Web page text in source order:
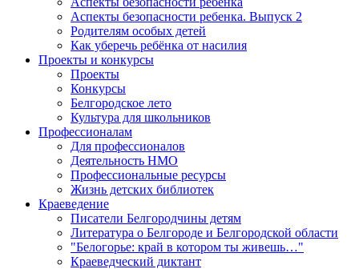
Аспекты безопасности ребенка. Выпуск 2
Родителям особых детей
Как уберечь ребёнка от насилия
Проекты и конкурсы
Проекты
Конкурсы
Белгородское лето
Культура для школьников
Профессионалам
Для профессионалов
Деятельность НМО
Профессиональные ресурсы
Жизнь детских библиотек
Краеведение
Писатели Белгородчины детям
Литература о Белгороде и Белгородской области
"Белогорье: край в котором ты живешь…"
Краеведческий диктант